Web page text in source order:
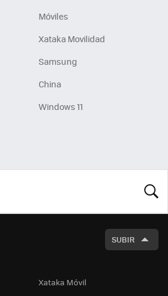
Móviles
Xataka Movilidad
Samsung
China
Windows 11
SUBIR
Xataka Móvil